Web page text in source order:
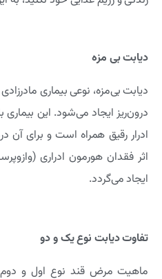
دیابت بی مزه
دیابت بی‌مزه، نوعی بیماری
درون‌ریز ایجاد می‌شود. این
ادرار رقیق همراه است و برای آن
اثر فقدان هورمون ادراری
ایجاد می‌گردد.
تفاوت دیابت نوع یک و دو
ماهیت مرض قند نوع اول و